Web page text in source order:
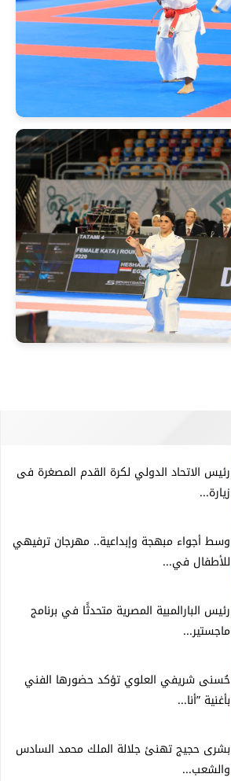
رئيس الاتحاد الدولي لكرة القدم المصغرة فى
زيارة...
وسط أجواء مبهجة وإبداعية.. مهرجان ترفيهي
للأطفال في...
رئيس البارالمبية المصرية متحدثًا في برنامج
ماجستير...
حُسنى شريفي العلوي تؤكد حضورها الفني
بأغنية ”أنا...
بشرى حجيج تهنئ جلالة الملك محمد السادس
والشعب...